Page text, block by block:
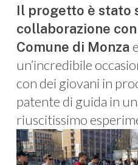
Il progetto è stato
collaborazione
Comune di Monza
un’incredibile
con dei giovani in
patente di guida in
riuscitissimo